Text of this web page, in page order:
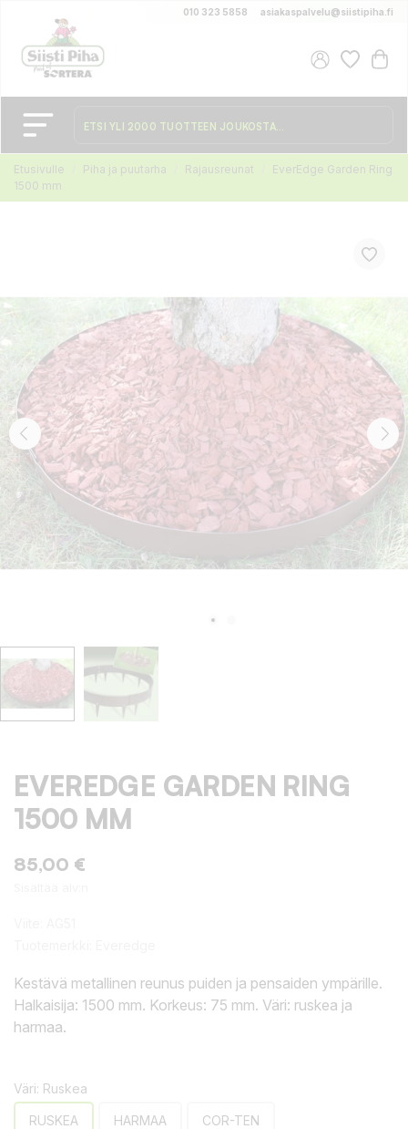
010 323 5858 asiakaspalvelu@siistipiha.fi
Etusivulle Piha ja puutarha Rajausreunat
EverEdge Garden Ring
1500 mm
EVEREDGE GARDEN RING
1500 MM
85,00 €
Kestävä metallinen reunus puiden ja pensaiden ympärille.
Halkaisija: 1500 mm. Korkeus: 75 mm. Väri: ruskea ja
harmaa.
Väri: Ruskea
RUSKEA HARMAA COR-TEN